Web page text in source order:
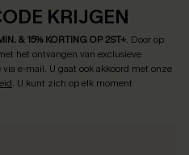
KRIJGEN
& 15% KORTING OP 2ST+. Door op
het ontvangen van exclusieve
e-mail. U gaat ook akkoord met onze
. U kunt zich op elk moment